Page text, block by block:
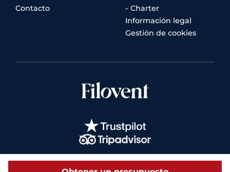
Contacto
- Charter
Información legal
Gestión de cookies